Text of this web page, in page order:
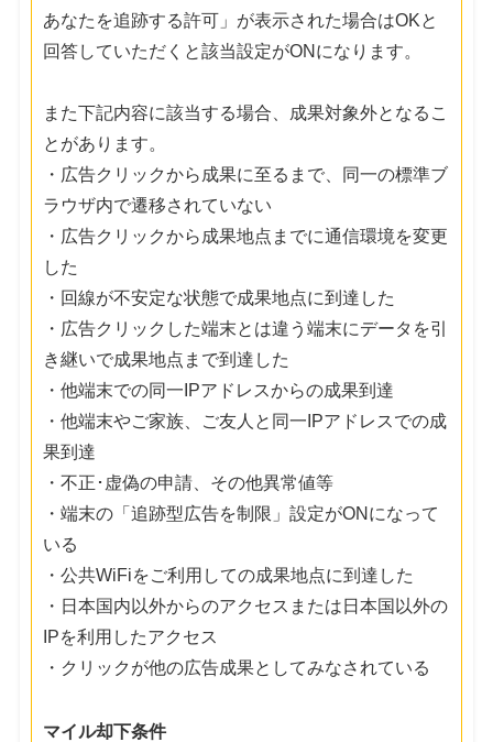
あなたを追跡する許可」が表示された場合はOKと
回答していただくと該当設定がONになります。
また下記内容に該当する場合、成果対象外となるこ
とがあります。
・広告クリックから成果に至るまで、同一の標準ブ
ラウザ内で遷移されていない
・広告クリックから成果地点までに通信環境を変更
した
・回線が不安定な状態で成果地点に到達した
・広告クリックした端末とは違う端末にデータを引
き継いで成果地点まで到達した
・他端末での同一IPアドレスからの成果到達
・他端末やご家族、ご友人と同一IPアドレスでの成
果到達
・不正･虚偽の申請、その他異常値等
・端末の「追跡型広告を制限」設定がONになって
いる
・公共WiFiをご利用しての成果地点に到達した
・日本国内以外からのアクセスまたは日本国以外の
IPを利用したアクセス
・クリックが他の広告成果としてみなされている
マイル却下条件